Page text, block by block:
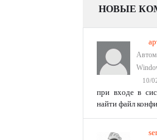
НОВЫЕ
10/
при входе в
найти файл